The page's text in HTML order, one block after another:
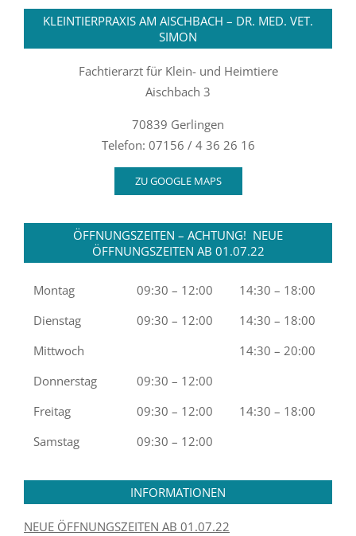
KLEINTIERPRAXIS AM AISCHBACH – DR. MED. VET.
SIMON
Fachtierarzt für Klein- und Heimtiere
Aischbach 3
70839 Gerlingen
Telefon: 07156 / 4 36 26 16
ZU GOOGLE MAPS
ÖFFNUNGSZEITEN – ACHTUNG! NEUE
ÖFFNUNGSZEITEN AB 01.07.22
Montag 09:30 – 12:00
14:30 – 18:00
Dienstag
09:30 – 12:00
14:30 – 18:00
Mittwoch
14:30 – 20:00
Donnerstag
09:30 – 12:00
Freitag
09:30 – 12:00
14:30 – 18:00
Samstag
09:30 – 12:00
INFORMATIONEN
NEUE ÖFFNUNGSZEITEN AB 01.07.22